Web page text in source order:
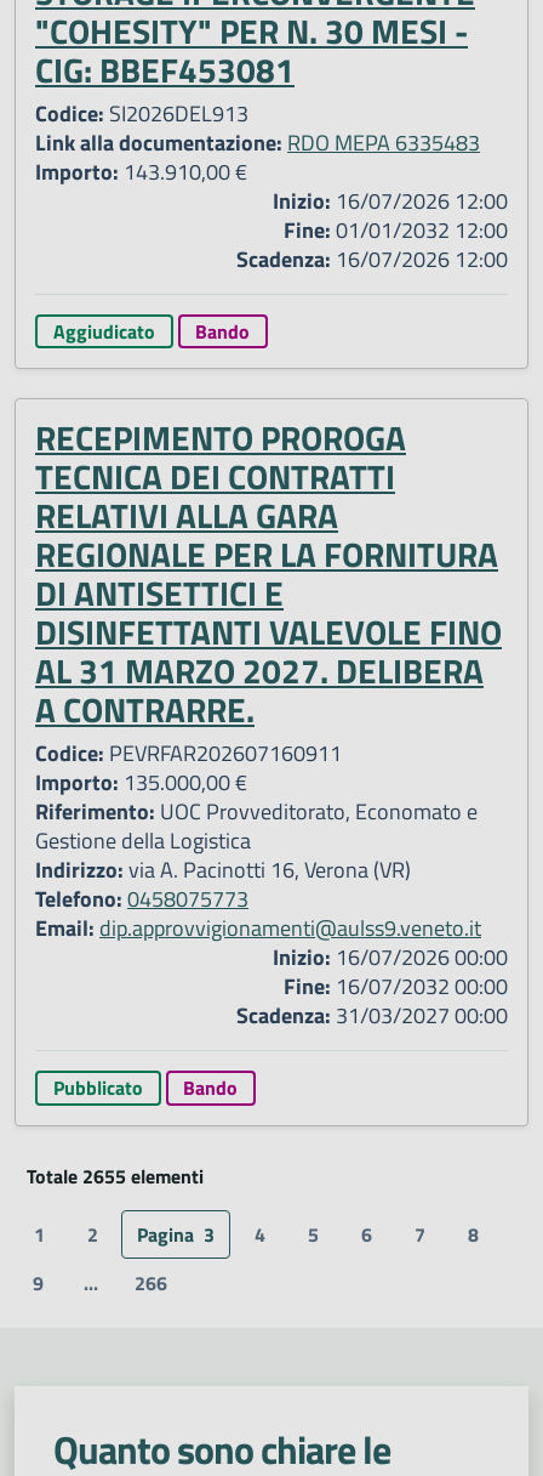
"COHESITY" PER N. 30 MESI -
CIG: BBEF453081
Codice: SI2026DEL913
Link alla documentazione: RDO MEPA 6335483
Importo: 143.910,00 €
Inizio: 16/07/2026 12:00
Fine:01/01/2032 12:00
Scadenza: 16/07/2026 12:00
Aggiudicato Bando
RECEPIMENTO PROROGA
TECNICA DEI CONTRATTI
RELATIVI ALLA GARA
REGIONALE PER LA FORNITURA
DI ANTISETTICI E
DISINFETTANTI VALEVOLE FINO
AL 31 MARZO 2027. DELIBERA
A CONTRARRE.
Codice: PEVRFAR202607160911
Importo: 135.000,00 €
Riferimento: UOC Provveditorato, Economato e
Gestione della Logistica
Indirizzo:via A. Pacinotti 16, Verona (VR)
Telefono:0458075773
Email:dip.approvvigionamenti@aulss9.veneto.it
Inizio: 16/07/2026 00:00
Fine: 16/07/2032 00:00
Scadenza: 31/03/2027 00:00
Pubblicato Bando
Totale 2655 elementi
1
2 Pagina 3 4 5 6 7
8
9
... 266
Quanto sono chiare le